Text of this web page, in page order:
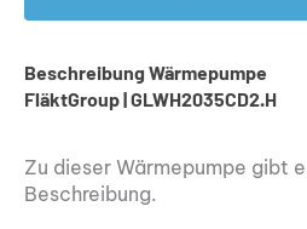
Beschreibung Wärmepumpe
FläktGroup | GLWH2035CD2.H
Zu dieser Wärmepumpe gibt
Beschreibung.